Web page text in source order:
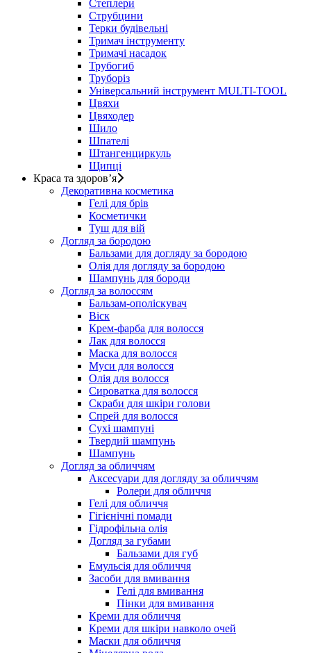
Степлери
Струбцини
Терки будівельні
Тримач інструменту
Тримачі насадок
Трубогиб
Труборіз
Універсальний інструмент MULTI-TOOL
Цвяхи
Цвяходер
Шило
Шпателі
Штангенциркуль
Щипці
Краса та здоров’я
Декоративна косметика
Гелі для брів
Косметички
Туш для вій
Догляд за бородою
Бальзами для догляду за бородою
Олія для догляду за бородою
Шампунь для бороди
Догляд за волоссям
Бальзам-ополіскувач
Віск
Крем-фарба для волосся
Лак для волосся
Маска для волосся
Муси для волосся
Олія для волосся
Сироватка для волосся
Скраби для шкіри голови
Спрей для волосся
Сухі шампуні
Твердий шампунь
Шампунь
Догляд за обличчям
Аксесуари для догляду за обличчям
Ролери для обличчя
Гелі для обличчя
Гігієнічні помади
Гідрофільна олія
Догляд за губами
Бальзами для губ
Емульсія для обличчя
Засоби для вмивання
Гелі для вмивання
Пінки для вмивання
Креми для обличчя
Креми для шкіри навколо очей
Маски для обличчя